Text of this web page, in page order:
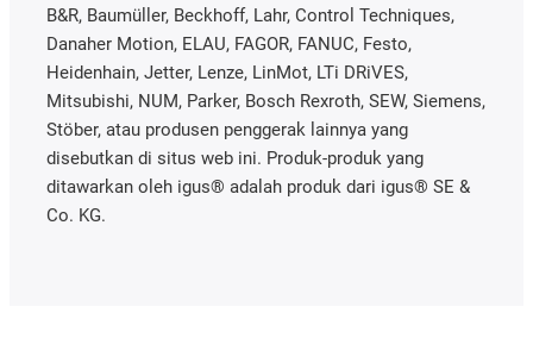
B&R, Baumüller, Beckhoff, Lahr, Control Techniques,
Danaher Motion, ELAU, FAGOR, FANUC, Festo,
Heidenhain, Jetter, Lenze, LinMot, LTi DRiVES,
Mitsubishi, NUM, Parker, Bosch Rexroth, SEW, Siemens,
Stöber, atau produsen penggerak lainnya yang
disebutkan di situs web ini. Produk-produk yang
ditawarkan oleh igus® adalah produk dari igus® SE &
Co. KG.